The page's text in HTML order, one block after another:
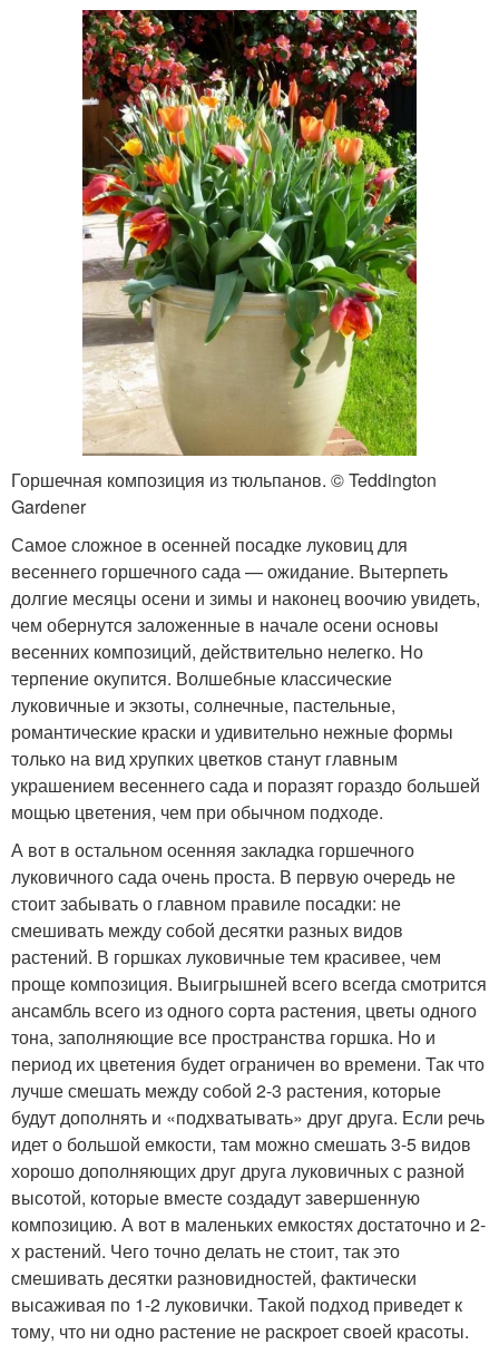
Горшечная композиция из тюльпанов. © Teddington
Gardener
Самое сложное в осенней посадке луковиц для
весеннего горшечного сада — ожидание. Вытерпеть
долгие месяцы осени и зимы и наконец воочию увидеть,
чем обернутся заложенные в начале осени основы
весенних композиций, действительно нелегко. Но
терпение окупится. Волшебные классические
луковичные и экзоты, солнечные, пастельные,
романтические краски и удивительно нежные формы
только на вид хрупких цветков станут главным
украшением весеннего сада и поразят гораздо большей
мощью цветения, чем при обычном подходе.
А вот в остальном осенняя закладка горшечного
луковичного сада очень проста. В первую очередь не
стоит забывать о главном правиле посадки: не
смешивать между собой десятки разных видов
растений. В горшках луковичные тем красивее, чем
проще композиция. Выигрышней всего всегда смотрится
ансамбль всего из одного сорта растения, цветы одного
тона, заполняющие все пространства горшка. Но и
период их цветения будет ограничен во времени. Так что
лучше смешать между собой 2-3 растения, которые
будут дополнять и «подхватывать» друг друга. Если речь
идет о большой емкости, там можно смешать 3-5 видов
хорошо дополняющих друг друга луковичных с разной
высотой, которые вместе создадут завершенную
композицию. А вот в маленьких емкостях достаточно и 2-
х растений. Чего точно делать не стоит, так это
смешивать десятки разновидностей, фактически
высаживая по 1-2 луковички. Такой подход приведет к
тому, что ни одно растение не раскроет своей красоты.